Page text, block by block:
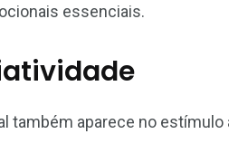
essenciais.
também aparece no estímulo